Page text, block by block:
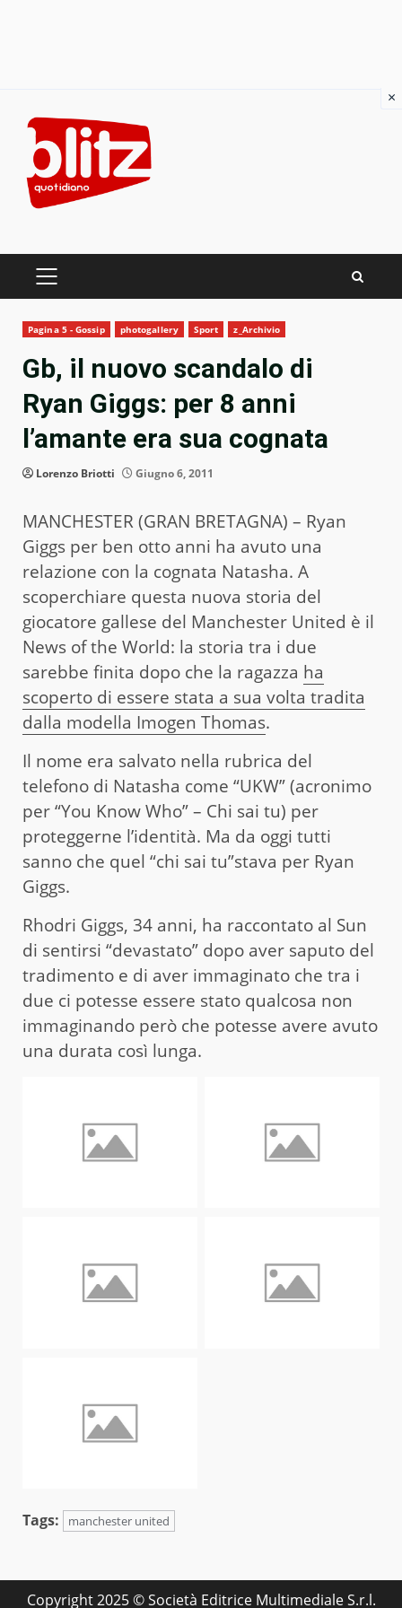
content
PRIMARY
Pagina 5 - Gossip photogallery Sport z_Archivio
Gb, il nuovo scandalo di
Ryan Giggs: per 8 anni
l’amante era sua cognata
Lorenzo Briotti Giugno 6, 2011
MANCHESTER (GRAN BRETAGNA) – Ryan
Giggs per ben otto anni ha avuto una
relazione con la cognata Natasha. A
scoperchiare questa nuova storia del
giocatore gallese del Manchester United è il
News of the World: la storia tra i due
sarebbe finita dopo che la ragazza ha
scoperto di essere stata a sua volta tradita
dalla modella Imogen Thomas.
Il nome era salvato nella rubrica del
telefono di Natasha come “UKW” (acronimo
per “You Know Who” – Chi sai tu) per
proteggerne l’identità. Ma da oggi tutti
sanno che quel “chi sai tu”stava per Ryan
Giggs.
Rhodri Giggs, 34 anni, ha raccontato al Sun
di sentirsi “devastato” dopo aver saputo del
tradimento e di aver immaginato che tra i
due ci potesse essere stato qualcosa non
immaginando però che potesse avere avuto
una durata così lunga.
Tags: manchester united
Copyright 2025 © Società Editrice Multimediale S.r.l.
×